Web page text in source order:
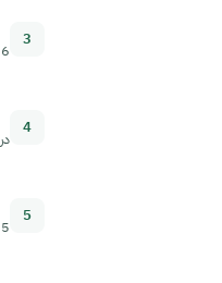
3
6 دروس · 52 دقيقة
4
5
5 دروس · 47 دقيقة